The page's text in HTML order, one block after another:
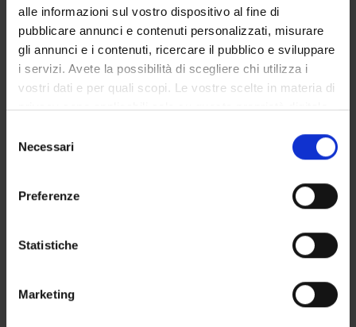
alle informazioni sul vostro dispositivo al fine di
pubblicare annunci e contenuti personalizzati, misurare
gli annunci e i contenuti, ricercare il pubblico e sviluppare
i servizi. Avete la possibilità di scegliere chi utilizza i
vostri dati e per quali scopi. Le vostre scelte in materia di
privacy sono applicabili solo su questa proprietà digitale
modificare o revocare il proprio consenso in qualsiasi
momento dalla Dichiarazione sui cookie o facendo clic
raccogliere informazioni sulla tua posizione
geografica, con un'approssimazione di qualche
Identificare il tuo dispositivo, scansionandolo
delNecessari
Preferenze
Statistiche
Marketing
AREE DI RICERCA COINVOLTE DAL PROGETTO
Anatomy & Morphology
SEZIONI
GRUPPI DI RICERCA